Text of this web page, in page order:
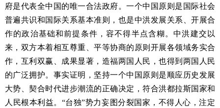
府是代表全中国的唯一合法政府。一个中国原则是国际社会
普遍共识和国际关系基本准则，也是中洪发展关系、开展合
作的政治基础和前提条件，容不得半点含糊。中洪建交以
来，双方本着相互尊重、平等协商的原则开展各领域务实合
作，互利双赢、成果显著，造福两国人民，也得到两国人民
的广泛拥护。事实证明，坚持一个中国原则是顺应历史发展
大势、契合时代进步潮流的正确决定，符合洪都拉斯国家和
人民根本利益。“台独”势力妄图分裂国家，不得人心，注定